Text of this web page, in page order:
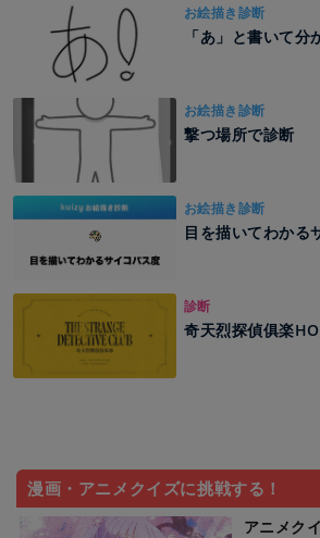
お絵描き診断
「あ」と書いて
お絵描き診断
撃つ場所で診断
お絵描き診断
目を描いてわかる
診断
奇天烈探偵俱楽
漫画・アニメクイズに挑戦する！
アニメク